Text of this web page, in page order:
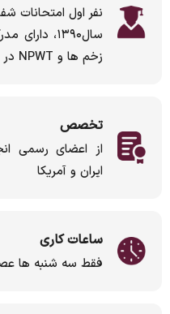
نفر اول
سال۱۳۹۰،
زخم ها و NPWT در برلین آلمان
تخصص
از اعضای رسمی
ایران و آمریکا
ساعات کاری
فقط سه شنبه ها عصر